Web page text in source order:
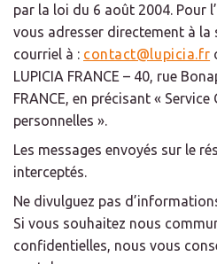
par la loi du 6 août 2004. Pour
vous adresser directement à la
courriel à : contact@lupicia.fr
LUPICIA FRANCE – 40, rue
FRANCE, en précisant «
personnelles ».
Les messages envoyés sur le
interceptés.
Ne divulguez pas
Si vous souhaitez nous
confidentielles, nous vous